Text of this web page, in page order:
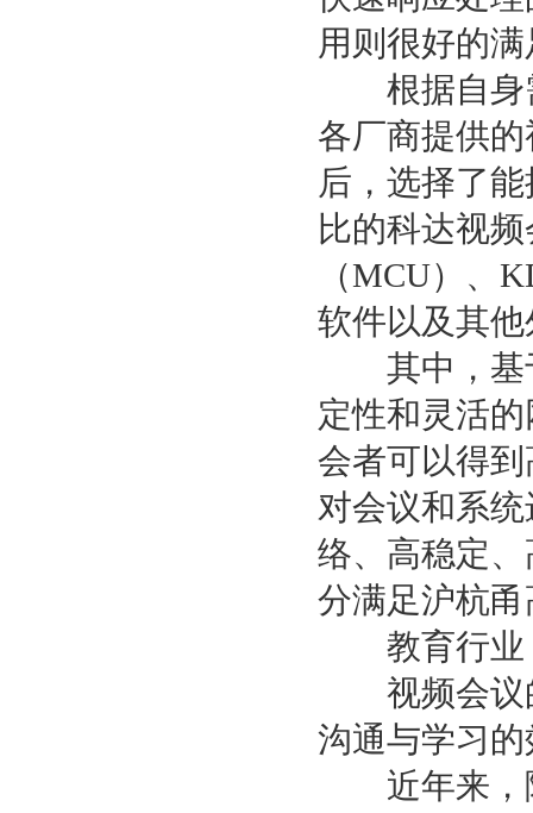
用则很好的
根据自身需
各厂商提供
后，选择了
比的科达视
（MCU）、
软件以及其
其中，基于
定性和灵活
会者可以得
对会议和系
络、高稳定
分满足沪杭
教育行业
视频会议的
沟通与学习的
近年来，随